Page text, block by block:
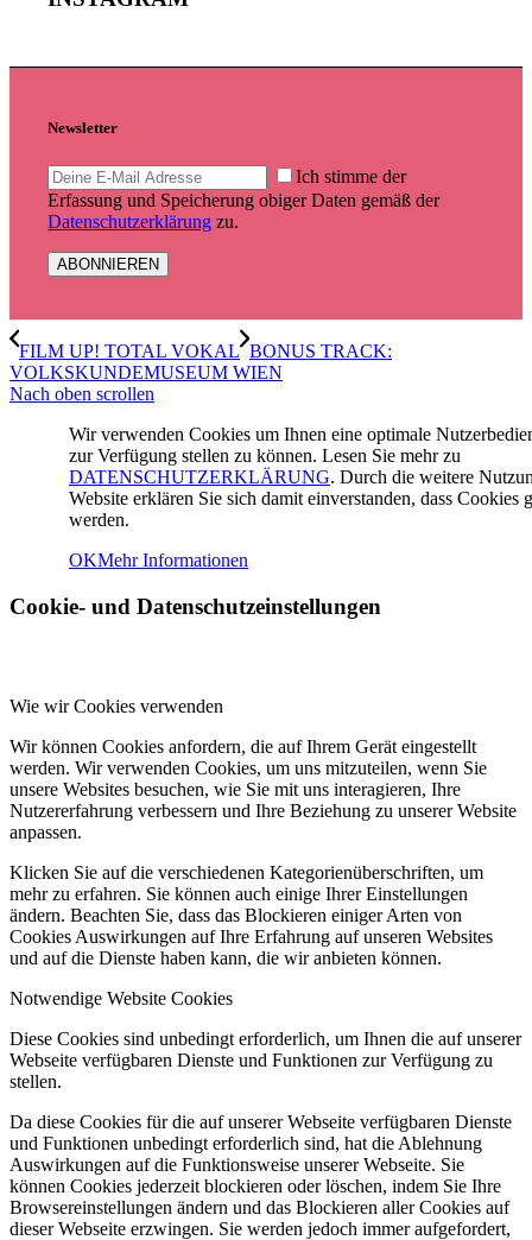
Newsletter
Ich stimme der
Erfassung und Speicherung obiger Daten gemäß der
Datenschutzerklärung zu.
FILM UP! TOTAL VOKAL BONUS TRACK:
VOLKSKUNDEMUSEUM WIEN
Nach oben scrollen
Wir verwenden Cookies um Ihnen eine optimale
zur Verfügung stellen zu können. Lesen Sie mehr zu
DATENSCHUTZERKLÄRUNG. Durch die weitere
Website erklären Sie sich damit einverstanden, dass Cookies
werden.
OKMehr Informationen
Cookie- und Datenschutzeinstellungen
Wie wir Cookies verwenden
Wir können Cookies anfordern, die auf Ihrem Gerät eingestellt
werden. Wir verwenden Cookies, um uns mitzuteilen, wenn Sie
unsere Websites besuchen, wie Sie mit uns interagieren, Ihre
Nutzererfahrung verbessern und Ihre Beziehung zu unserer Website
anpassen.
Klicken Sie auf die verschiedenen Kategorienüberschriften, um
mehr zu erfahren. Sie können auch einige Ihrer Einstellungen
ändern. Beachten Sie, dass das Blockieren einiger Arten von
Cookies Auswirkungen auf Ihre Erfahrung auf unseren Websites
und auf die Dienste haben kann, die wir anbieten können.
Notwendige Website Cookies
Diese Cookies sind unbedingt erforderlich, um Ihnen die auf unserer
Webseite verfügbaren Dienste und Funktionen zur Verfügung zu
stellen.
Da diese Cookies für die auf unserer Webseite verfügbaren Dienste
und Funktionen unbedingt erforderlich sind, hat die Ablehnung
Auswirkungen auf die Funktionsweise unserer Webseite. Sie
können Cookies jederzeit blockieren oder löschen, indem Sie Ihre
Browsereinstellungen ändern und das Blockieren aller Cookies auf
dieser Webseite erzwingen. Sie werden jedoch immer aufgefordert,